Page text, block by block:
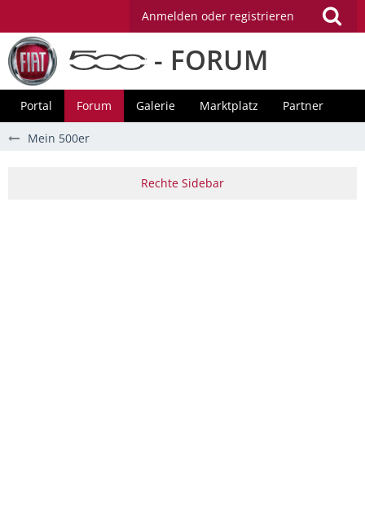
Anmelden oder registrieren
- FORUM
Portal Forum Galerie Marktplatz Partner
Mein 500er